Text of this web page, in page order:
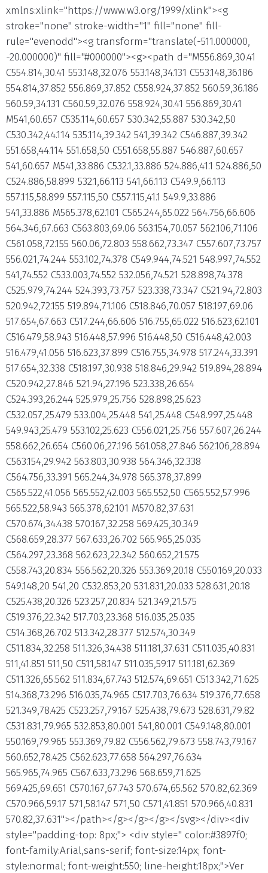
xmlns:xlink="https://www.w3.org/1999/xlink"><g
stroke="none" stroke-width="1" fill="none" fill-
rule="evenodd"><g transform="translate(-511.000000,
-20.000000)" fill="#000000"><g><path d="M556.869,30.41
C554.814,30.41 553.148,32.076 553.148,34.131 C553.148,36.186
554.814,37.852 556.869,37.852 C558.924,37.852 560.59,36.186
560.59,34.131 C560.59,32.076 558.924,30.41 556.869,30.41
M541,60.657 C535.114,60.657 530.342,55.887 530.342,50
C530.342,44.114 535.114,39.342 541,39.342 C546.887,39.342
551.658,44.114 551.658,50 C551.658,55.887 546.887,60.657
541,60.657 M541,33.886 C532.1,33.886 524.886,41.1 524.886,50
C524.886,58.899 532.1,66.113 541,66.113 C549.9,66.113
557.115,58.899 557.115,50 C557.115,41.1 549.9,33.886
541,33.886 M565.378,62.101 C565.244,65.022 564.756,66.606
564.346,67.663 C563.803,69.06 563.154,70.057 562.106,71.106
C561.058,72.155 560.06,72.803 558.662,73.347 C557.607,73.757
556.021,74.244 553.102,74.378 C549.944,74.521 548.997,74.552
541,74.552 C533.003,74.552 532.056,74.521 528.898,74.378
C525.979,74.244 524.393,73.757 523.338,73.347 C521.94,72.803
520.942,72.155 519.894,71.106 C518.846,70.057 518.197,69.06
517.654,67.663 C517.244,66.606 516.755,65.022 516.623,62.101
C516.479,58.943 516.448,57.996 516.448,50 C516.448,42.003
516.479,41.056 516.623,37.899 C516.755,34.978 517.244,33.391
517.654,32.338 C518.197,30.938 518.846,29.942 519.894,28.894
C520.942,27.846 521.94,27.196 523.338,26.654
C524.393,26.244 525.979,25.756 528.898,25.623
C532.057,25.479 533.004,25.448 541,25.448 C548.997,25.448
549.943,25.479 553.102,25.623 C556.021,25.756 557.607,26.244
558.662,26.654 C560.06,27.196 561.058,27.846 562.106,28.894
C563.154,29.942 563.803,30.938 564.346,32.338
C564.756,33.391 565.244,34.978 565.378,37.899
C565.522,41.056 565.552,42.003 565.552,50 C565.552,57.996
565.522,58.943 565.378,62.101 M570.82,37.631
C570.674,34.438 570.167,32.258 569.425,30.349
C568.659,28.377 567.633,26.702 565.965,25.035
C564.297,23.368 562.623,22.342 560.652,21.575
C558.743,20.834 556.562,20.326 553.369,20.18 C550.169,20.033
549.148,20 541,20 C532.853,20 531.831,20.033 528.631,20.18
C525.438,20.326 523.257,20.834 521.349,21.575
C519.376,22.342 517.703,23.368 516.035,25.035
C514.368,26.702 513.342,28.377 512.574,30.349
C511.834,32.258 511.326,34.438 511.181,37.631 C511.035,40.831
511,41.851 511,50 C511,58.147 511.035,59.17 511.181,62.369
C511.326,65.562 511.834,67.743 512.574,69.651 C513.342,71.625
514.368,73.296 516.035,74.965 C517.703,76.634 519.376,77.658
521.349,78.425 C523.257,79.167 525.438,79.673 528.631,79.82
C531.831,79.965 532.853,80.001 541,80.001 C549.148,80.001
550.169,79.965 553.369,79.82 C556.562,79.673 558.743,79.167
560.652,78.425 C562.623,77.658 564.297,76.634
565.965,74.965 C567.633,73.296 568.659,71.625
569.425,69.651 C570.167,67.743 570.674,65.562 570.82,62.369
C570.966,59.17 571,58.147 571,50 C571,41.851 570.966,40.831
570.82,37.631"></path></g></g></g></svg></div><div
style="padding-top: 8px;"> <div style=" color:#3897f0;
font-family:Arial,sans-serif; font-size:14px; font-
style:normal; font-weight:550; line-height:18px;">Ver